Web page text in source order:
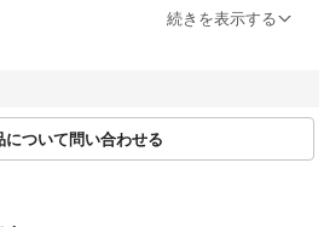
方法が様々です。必ず実寸サイズをご確認
再現するよう心がけておりますが、ご利用
続きを表示する
について問い合わせる